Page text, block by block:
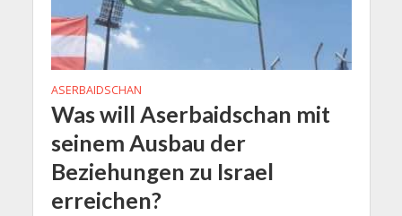
ASERBAIDSCHAN
Was will Aserbaidschan mit
seinem Ausbau der
Beziehungen zu Israel
erreichen?